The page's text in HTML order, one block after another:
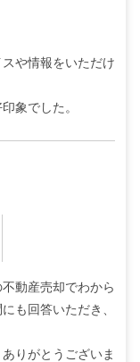
や情報をいただけ
象でした。
動産売却でわから
も回答いただき、
りがとうございま